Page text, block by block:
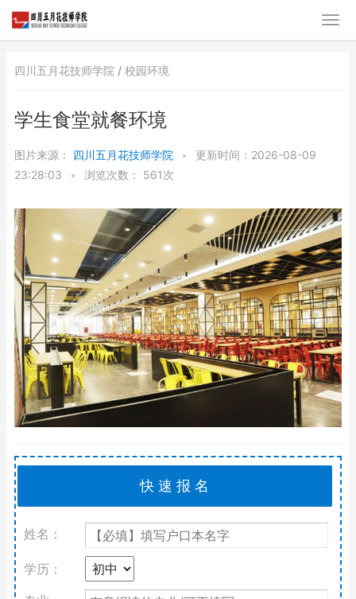
四川五月花技师学院 / 校园环境
学生食堂就餐环境
图片来源： 四川五月花技师学院 •
更新时间：2026-08-09
23:28:03
• 浏览次数： 561次
姓名：
学历：